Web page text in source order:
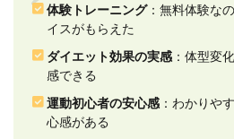
感に
関す
コミ
評判
2.3
3.トレ
体験トレーニング：無料体験な
イスがもらえた
ダイエット効果の実感 ：体型変
感できる
運動初心者の安心感 ：わかりや
心感がある